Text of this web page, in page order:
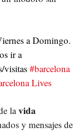
a Domingo.
ir a
visitas #barcelona
Lives
lavida
y mensajes de